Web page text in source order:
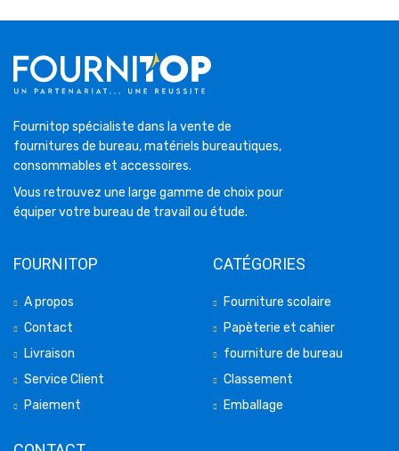
Fournitop spécialiste dans la vente de
fournitures de bureau, matériels bureautiques,
consommables et accessoires.
Vous retrouvez une large gamme de choix pour
équiper votre bureau de travail ou étude.
FOURNITOP
A propos
Contact
Livraison
Service Client
Paiement
CATÉGORIES
Fourniture scolaire
Papèterie et cahier
fourniture de bureau
Classement
Emballage